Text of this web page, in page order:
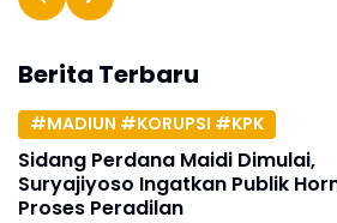
Berita Terbaru
#MADIUN #KORUPSI #KPK
Sidang Perdana Maidi Dimulai,
Suryajiyoso Ingatkan Publik
Proses Peradilan